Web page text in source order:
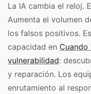
La IA cambia el reloj.
Aumenta el volumen
los falsos positivos.
capacidad en Cuando
vulnerabilidad:
y reparación. Los
enrutamiento al